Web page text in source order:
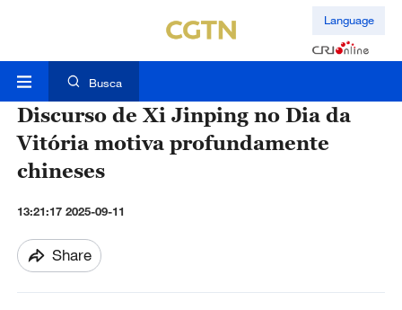
Language
Busca
Discurso de Xi Jinping no Dia da
Vitória motiva profundamente
chineses
13:21:17 2025-09-11
Share